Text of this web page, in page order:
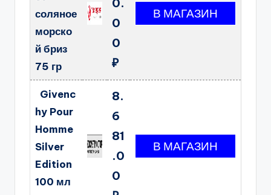
соляное
морско
й бриз
75 гр
0
0
₽
Givenc
hy Pour
Homme
Silver
Edition
100 мл
8.
6
81
.0
0